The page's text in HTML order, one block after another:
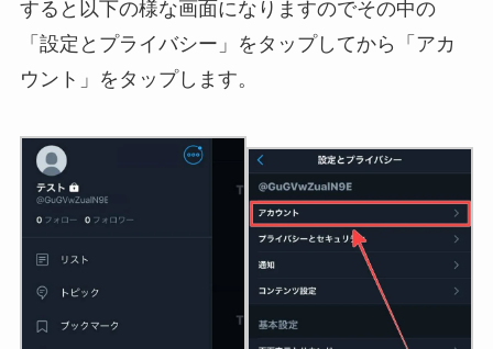
すると以下の様な画面になりますのでその中の
「設定とプライバシー」をタップしてから「アカ
ウント」をタップします。